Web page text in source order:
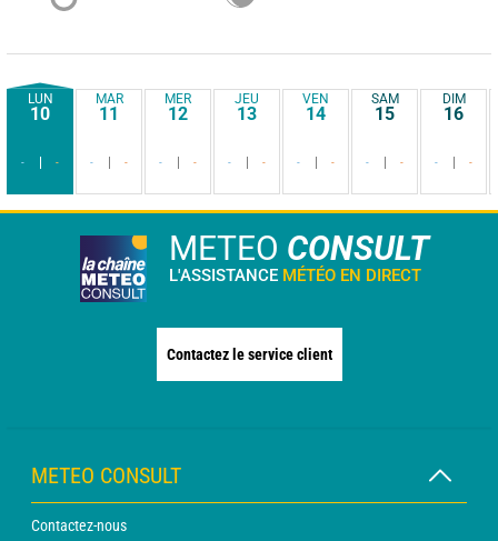
LUN
10
- -
MAR
11
- -
MER
12
- -
JEU
13
- -
VEN
14
- -
SAM
15
- -
DIM
16
- -
METEO CONSULT
L'ASSISTANCE MÉTÉO EN DIRECT
Contactez le service client
METEO CONSULT
Contactez-nous